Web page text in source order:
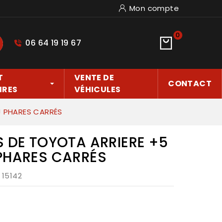
Mon compte
06 64 19 19 67
0
VENTE DE
VÉHICULES
CONTACT
CARRÉS
DE TOYOTA ARRIERE +5
CARRÉS
15142